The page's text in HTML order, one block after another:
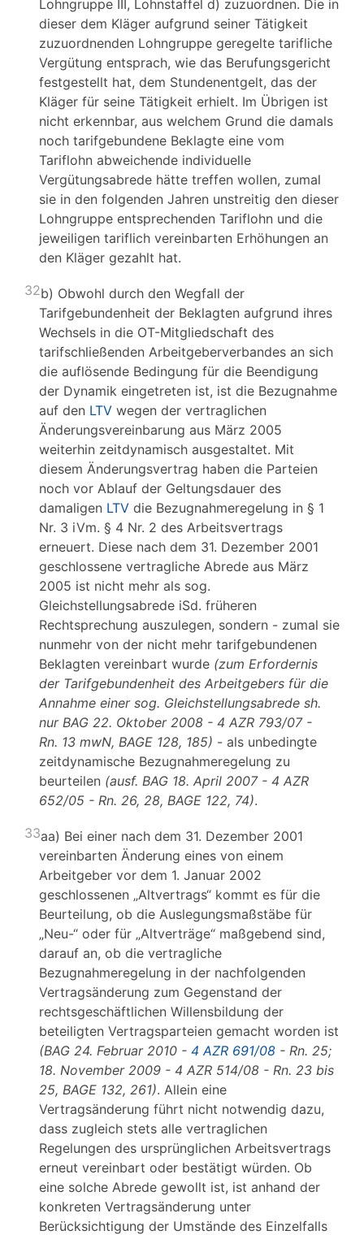
Lohngruppe III, Lohnstaffel d) zuzuordnen. Die in
dieser dem Kläger aufgrund seiner Tätigkeit
zuzuordnenden Lohngruppe geregelte tarifliche
Vergütung entsprach, wie das Berufungsgericht
festgestellt hat, dem Stundenentgelt, das der
Kläger für seine Tätigkeit erhielt. Im Übrigen ist
nicht erkennbar, aus welchem Grund die damals
noch tarifgebundene Beklagte eine vom
Tariflohn abweichende individuelle
Vergütungsabrede hätte treffen wollen, zumal
sie in den folgenden Jahren unstreitig den dieser
Lohngruppe entsprechenden Tariflohn und die
jeweiligen tariflich vereinbarten Erhöhungen an
den Kläger gezahlt hat.
32b) Obwohl durch den Wegfall der
Tarifgebundenheit der Beklagten aufgrund ihres
Wechsels in die OT-Mitgliedschaft des
tarifschließenden Arbeitgeberverbandes an sich
die auflösende Bedingung für die Beendigung
der Dynamik eingetreten ist, ist die Bezugnahme
auf den LTV wegen der vertraglichen
Änderungsvereinbarung aus März 2005
weiterhin zeitdynamisch ausgestaltet. Mit
diesem Änderungsvertrag haben die Parteien
noch vor Ablauf der Geltungsdauer des
damaligen LTV die Bezugnahmeregelung in § 1
Nr. 3 iVm. § 4 Nr. 2 des Arbeitsvertrags
erneuert. Diese nach dem 31. Dezember 2001
geschlossene vertragliche Abrede aus März
2005 ist nicht mehr als sog.
Gleichstellungsabrede iSd. früheren
Rechtsprechung auszulegen, sondern - zumal sie
nunmehr von der nicht mehr tarifgebundenen
Beklagten vereinbart wurde (zum Erfordernis
der Tarifgebundenheit des Arbeitgebers für die
Annahme einer sog. Gleichstellungsabrede sh.
nur BAG 22. Oktober 2008 - 4 AZR 793/07 -
Rn. 13 mwN, BAGE 128, 185) - als unbedingte
zeitdynamische Bezugnahmeregelung zu
beurteilen (ausf. BAG 18. April 2007 - 4 AZR
652/05 - Rn. 26, 28, BAGE 122, 74).
33aa) Bei einer nach dem 31. Dezember 2001
vereinbarten Änderung eines von einem
Arbeitgeber vor dem 1. Januar 2002
geschlossenen „Altvertrags“ kommt es für die
Beurteilung, ob die Auslegungsmaßstäbe für
„Neu-“ oder für „Altverträge“ maßgebend sind,
darauf an, ob die vertragliche
Bezugnahmeregelung in der nachfolgenden
Vertragsänderung zum Gegenstand der
rechtsgeschäftlichen Willensbildung der
beteiligten Vertragsparteien gemacht worden ist
(BAG 24. Februar 2010 - 4 AZR 691/08 - Rn. 25;
18. November 2009 - 4 AZR 514/08 - Rn. 23 bis
25, BAGE 132, 261). Allein eine
Vertragsänderung führt nicht notwendig dazu,
dass zugleich stets alle vertraglichen
Regelungen des ursprünglichen Arbeitsvertrags
erneut vereinbart oder bestätigt würden. Ob
eine solche Abrede gewollt ist, ist anhand der
konkreten Vertragsänderung unter
Berücksichtigung der Umstände des Einzelfalls